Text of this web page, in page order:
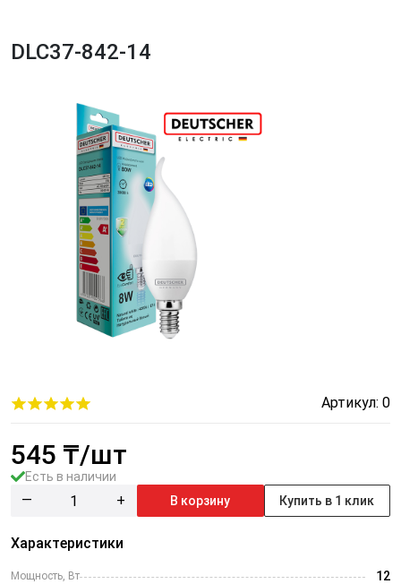
DLC37-842-14
Артикул: 0
Характеристики
Мощность, Вт 12
545 ₸/шт
Есть в наличии
— + В корзину Купить в 1 клик